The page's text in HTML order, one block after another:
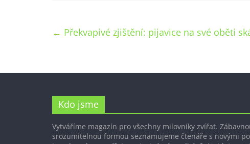
← Překvapivé zjištění: pijavice na své oběti
Kdo jsme
Vytváříme magazín pro všechny milovníky zvířat.
srozumitelnou formou seznamujeme čtenáře s novými